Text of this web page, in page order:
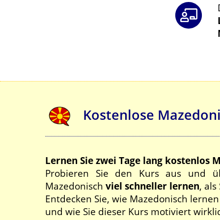
Kostenlose
Lernen Sie zwei Tage lang kostenlos
Probieren Sie den Kurs aus und
Mazedonisch viel schneller lernen,
Entdecken Sie, wie Mazedonisch
und wie Sie dieser Kurs motiviert